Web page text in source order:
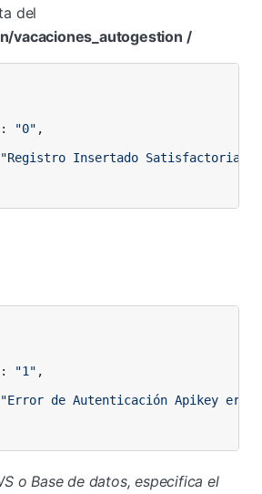
del
vacaciones_autogestion /
: "0" ,
"Registro Insertado
: "1" ,
"Error de Autenticación Apikey
o Base de datos, especifica el